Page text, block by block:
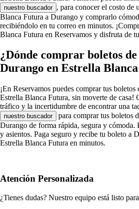
nuestro buscador , para conocer el costo de
Blanca Futura a Durango y comprarlo
recibiéndolo en tu correo en minutos.
Blanca Futura en Reservamos y disfruta de
¿Dónde comprar boletos
Durango en Estrella
¡En Reservamos puedes comprar tus
Estrella Blanca Futura, sin moverte de casa!
tráfico y la incertidumbre de encontrar una
nuestro buscador
para comprar tus boletos
Durango de forma rápida, segura y cómoda.
y asientos. Paga seguro y recibe tu boleto a
Estrella Blanca Futura en minutos.
Atención Personalizada
¿Tienes dudas? Nuestro equipo está listo